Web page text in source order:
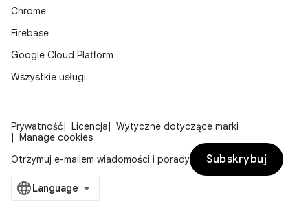
Chrome
Firebase
Google Cloud Platform
Wszystkie usługi
Prywatność Licencja
Wytyczne dotyczące marki
Manage cookies
Otrzymuj e-mailem wiadomości i porady
Subskrybuj